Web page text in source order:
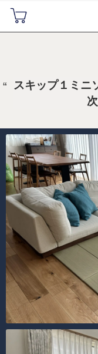
スキップ１ミニ